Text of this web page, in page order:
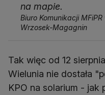
na mapie.
Biuro Komunikacji
Wrzosek-Magagnin
Tak więc od 12
Wielunia nie dostała
KPO na solarium - jak